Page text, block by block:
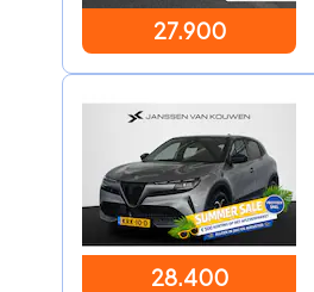
27.900
28.400